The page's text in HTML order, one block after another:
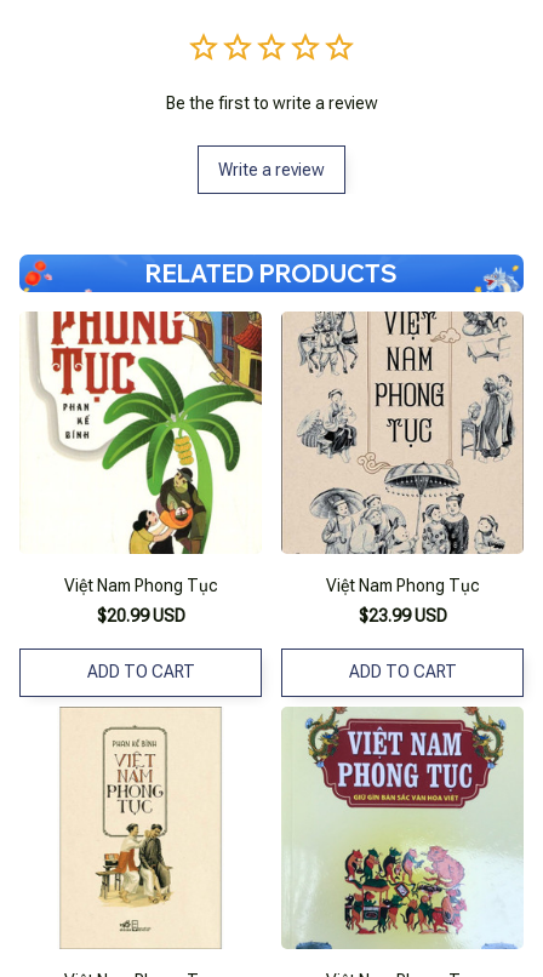
Be the first to write a review
Write a review
RELATED PRODUCTS
Việt Nam Phong Tục
$20.99 USD
ADD TO CART
Việt Nam Phong Tục
$23.99 USD
ADD TO CART